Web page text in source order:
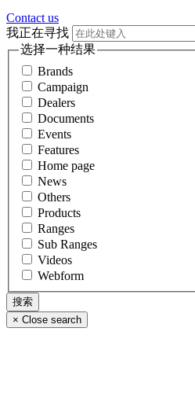
Contact us
我正在寻找
选择一种结果
Brands
Campaign
Dealers
Documents
Events
Features
Home page
News
Others
Products
Ranges
Sub Ranges
Videos
Webform
× Close search